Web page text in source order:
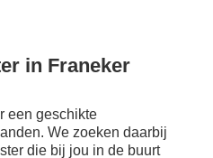
in Franeker
een geschikte
We zoeken daarbij
die bij jou in de buurt